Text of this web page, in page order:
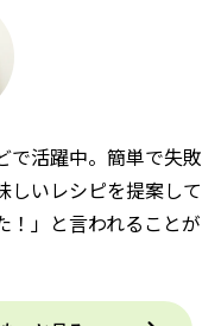
で活躍中。簡単で失敗
しいレシピを提案して
！」と言われることが